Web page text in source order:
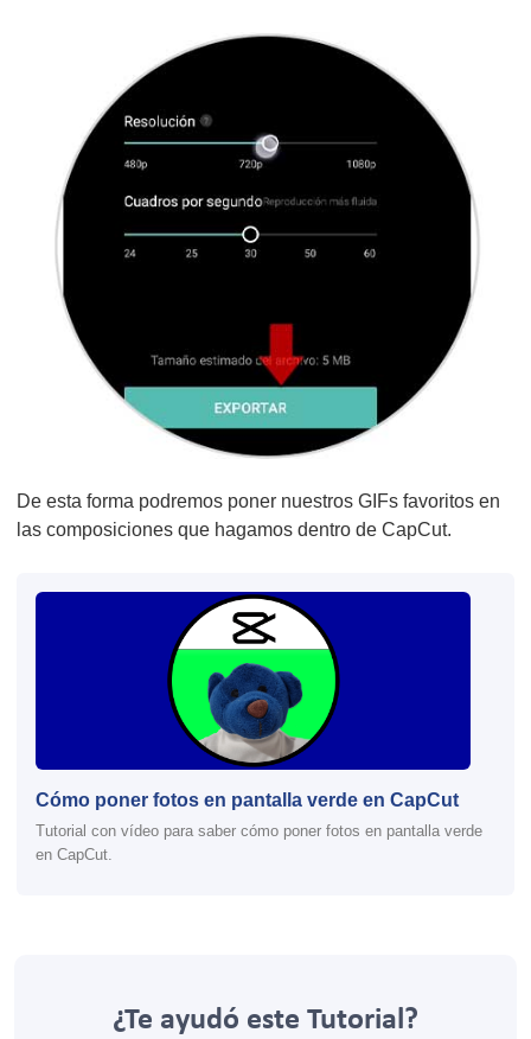
De esta forma podremos poner nuestros GIFs favoritos en
las composiciones que hagamos dentro de CapCut.
Cómo poner fotos en pantalla verde en CapCut
Tutorial con vídeo para saber cómo poner fotos en pantalla verde
en CapCut.
¿Te ayudó este Tutorial?